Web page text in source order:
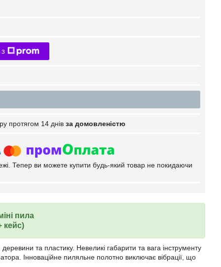
протягом 14 днів за домовленістю
Тепер ви можете купити будь-який товар не покидаючи
пила
кейс)
та пластику. Невеликі габарити та вага інструменту
Інноваційне пиляльне полотно виключає вібрації, що